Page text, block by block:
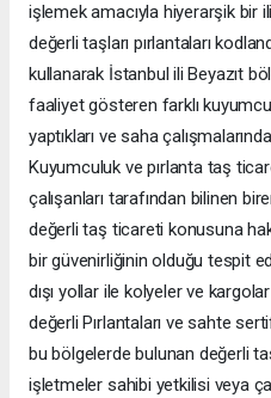
işlemek amacıyla hiyerarşik bir
değerli taşları pırlantaları
kullanarak İstanbul ili Beyazıt
faaliyet gösteren farklı
yaptıkları ve saha
Kuyumculuk ve pırlanta taş
çalışanları tarafından bilinen
değerli taş ticareti konusuna
bir güvenirliğinin olduğu tespit
dışı yollar ile kolyeler ve
değerli Pırlantaları ve sahte
bu bölgelerde bulunan değerli
işletmeler sahibi yetkilisi veya